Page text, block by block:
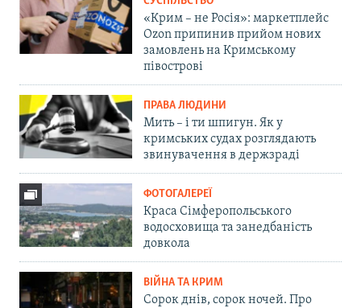
«Крим – не Росія»: маркетплейс
Ozon припинив прийом нових
замовлень на Кримському
півострові
ПРАВА ЛЮДИНИ
Мить – і ти шпигун. Як у
кримських судах розглядають
звинувачення в держзраді
ФОТОГАЛЕРЕЇ
Краса Сімферопольського
водосховища та занедбаність
довкола
ВІЙНА ТА КРИМ
Сорок днів, сорок ночей. Про